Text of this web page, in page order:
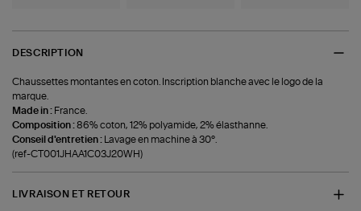
DESCRIPTION
Chaussettes montantes en coton. Inscription blanche avec le logo de la
marque.
Made in : France.
Composition :86% coton, 12% polyamide, 2% élasthanne.
Conseil d'entretien : Lavage en machine à 30°.
(ref-CT001JHAA1C03J20WH)
LIVRAISON ET RETOUR